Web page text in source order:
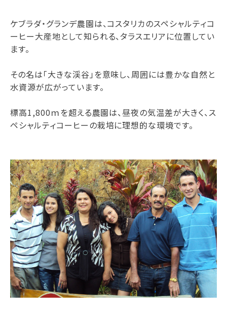
ケブラダ・グランデ農園は、コスタリカのスペシャルティコ
ーヒー大産地として知られる、タラスエリアに位置してい
ます。
その名は「大きな渓谷」を意味し、周囲には豊かな自然と
水資源が広がっています。
標高1,800ｍを超える農園は、昼夜の気温差が大きく、ス
ペシャルティコーヒーの栽培に理想的な環境です。